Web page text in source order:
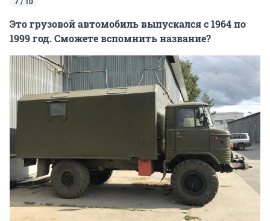
7 / 10
Это грузовой автомобиль выпускался с 1964 по
1999 год. Сможете вспомнить название?